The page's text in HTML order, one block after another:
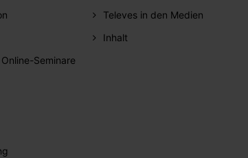
Seminare
Televes in den Medien
Inhalt